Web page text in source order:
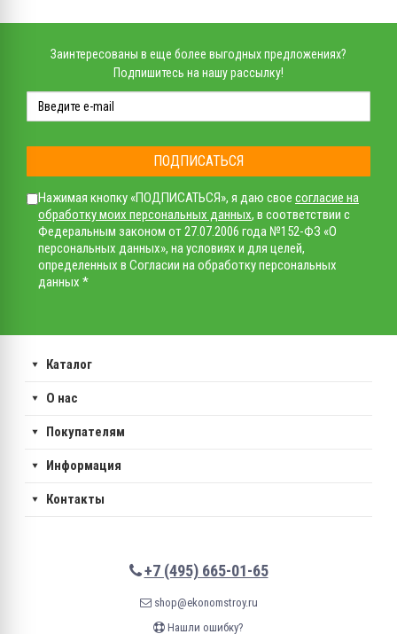
Заинтересованы в еще более выгодных предложениях?
Подпишитесь на нашу рассылку!
ПОДПИСАТЬСЯ
Нажимая кнопку «ПОДПИСАТЬСЯ», я даю свое согласие на
обработку моих персональных данных, в соответствии с
Федеральным законом от 27.07.2006 года №152-ФЗ «О
персональных данных», на условиях и для целей,
определенных в Согласии на обработку персональных
данных *
Каталог
О нас
Покупателям
Информация
Контакты
+7 (495) 665-01-65
shop@ekonomstroy.ru
Нашли ошибку?